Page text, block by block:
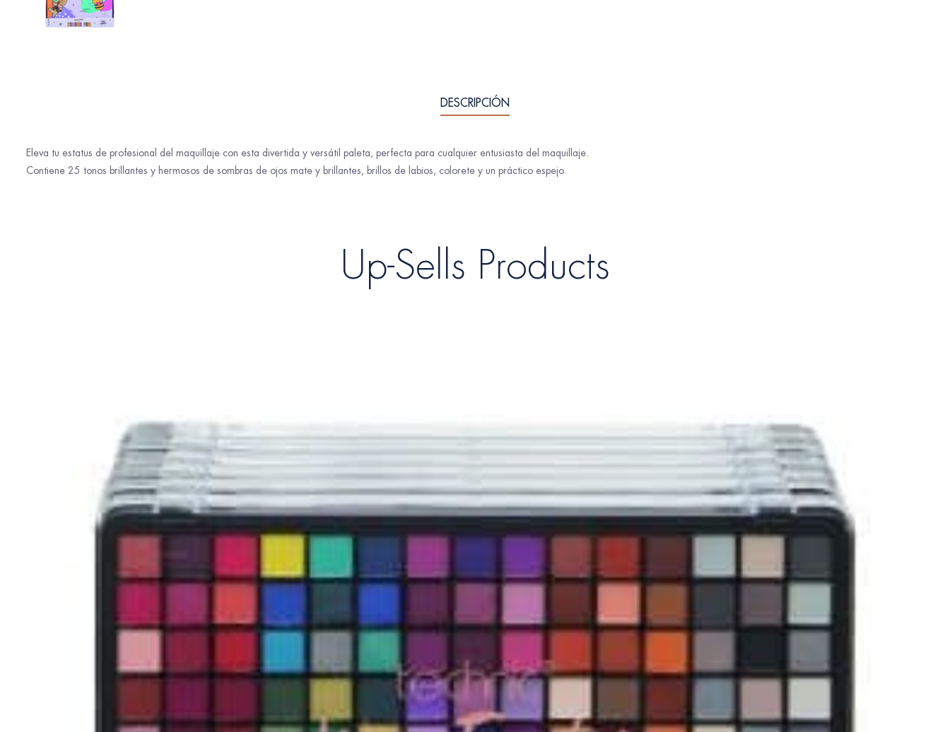
DESCRIPCIÓN
Eleva tu estatus de profesional del maquillaje con esta divertida y versátil paleta, perfecta para cualquier entusiasta del maquillaje.
Contiene 25 tonos brillantes y hermosos de sombras de ojos mate y brillantes, brillos de labios, colorete y un práctico espejo.
Up-Sells Products